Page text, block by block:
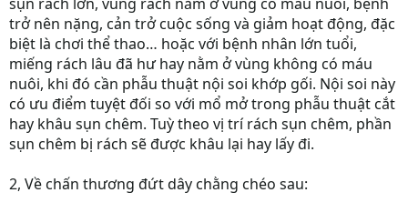
trở nên nặng, cản trở cuộc sống và giảm hoạt động, đặc
biệt là chơi thể thao… hoặc với bệnh nhân lớn tuổi,
miếng rách lâu đã hư hay nằm ở vùng không có máu
nuôi, khi đó cần phẫu thuật nội soi khớp gối. Nội soi này
có ưu điểm tuyệt đối so với mổ mở trong phẫu thuật cắt
hay khâu sụn chêm. Tuỳ theo vị trí rách sụn chêm, phần
sụn chêm bị rách sẽ được khâu lại hay lấy đi.
2, Về chấn thương đứt dây chằng chéo sau: